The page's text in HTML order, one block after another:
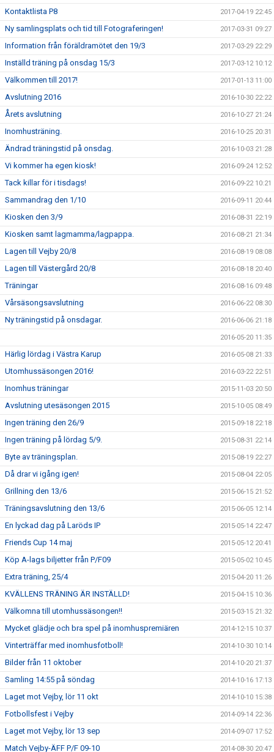
Kontaktlista P8 2017-04-19 22:45
Ny samlingsplats och tid till Fotograferingen! 2017-03-31 09:27
Information från föräldramötet den 19/3 2017-03-29 22:29
Inställd träning på onsdag 15/3 2017-03-12 10:12
Välkommen till 2017! 2017-01-13 11:00
Avslutning 2016 2016-10-30 22:22
Årets avslutning 2016-10-27 21:24
Inomhusträning. 2016-10-25 20:31
Ändrad träningstid på onsdag. 2016-10-03 21:28
Vi kommer ha egen kiosk! 2016-09-24 12:52
Tack killar för i tisdags! 2016-09-22 10:21
Sammandrag den 1/10 2016-09-11 20:44
Kiosken den 3/9 2016-08-31 22:19
Kiosken samt lagmamma/lagpappa. 2016-08-21 21:34
Lagen till Vejby 20/8 2016-08-19 08:08
Lagen till Västergård 20/8 2016-08-18 20:40
Träningar 2016-08-16 09:48
Vårsäsongsavslutning 2016-06-22 08:30
Ny träningstid på onsdagar. 2016-06-06 21:18
2016-05-20 11:35
Härlig lördag i Västra Karup 2016-05-08 21:33
Utomhussäsongen 2016! 2016-03-22 22:51
Inomhus träningar 2015-11-03 20:50
Avslutning utesäsongen 2015 2015-10-05 08:49
Ingen träning den 26/9 2015-09-18 22:18
Ingen träning på lördag 5/9. 2015-08-31 22:14
Byte av träningsplan. 2015-08-19 22:27
Då drar vi igång igen! 2015-08-04 22:05
Grillning den 13/6 2015-06-15 21:52
Träningsavslutning den 13/6 2015-06-05 12:14
En lyckad dag på Laröds IP 2015-05-14 22:47
Friends Cup 14 maj 2015-05-12 20:41
Köp A-lags biljetter från P/F09 2015-05-02 10:45
Extra träning, 25/4 2015-04-20 11:26
KVÄLLENS TRÄNING ÄR INSTÄLLD! 2015-04-15 10:36
Välkomna till utomhussäsongen!! 2015-03-15 21:32
Mycket glädje och bra spel på inomhuspremiären 2014-12-15 10:37
Vinterträffar med inomhusfotboll! 2014-10-30 10:14
Bilder från 11 oktober 2014-10-20 21:37
Samling 14:55 på söndag 2014-10-16 17:13
Laget mot Vejby, lör 11 okt 2014-10-10 15:38
Fotbollsfest i Vejby 2014-09-14 22:36
Laget mot Vejby, lör 13 sep 2014-09-07 17:52
Match Vejby-ÄFF P/F 09-10 2014-08-30 20:47